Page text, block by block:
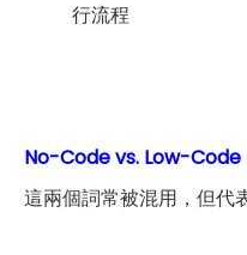
行流程
No-Code vs. Low-Code
這兩個詞常被混用，但代